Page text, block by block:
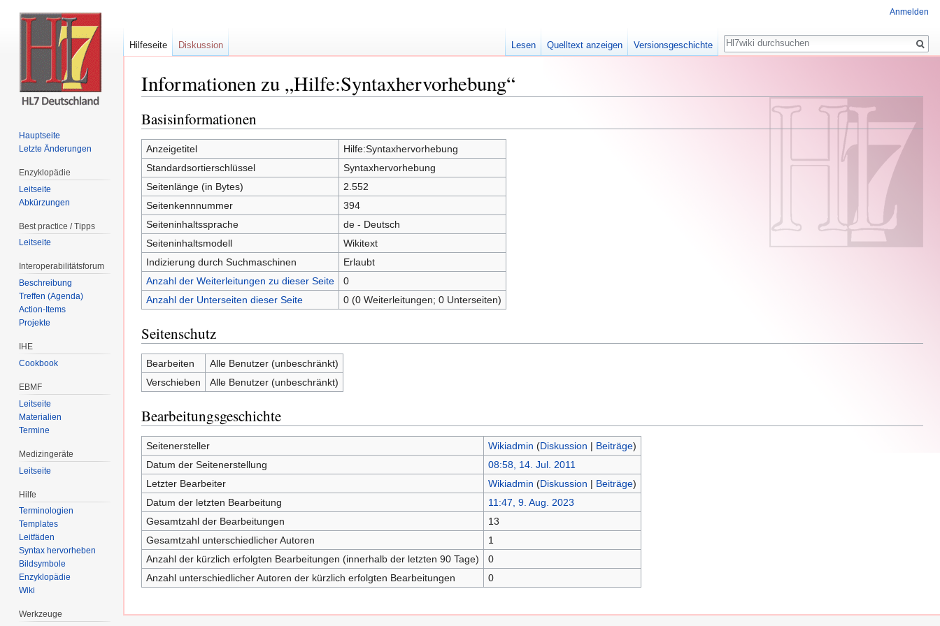
Informationen zu „Hilfe:Syntaxhervorhebung“
Basisinformationen
Anzeigetitel
Hilfe:Syntaxhervorhebung
Standardsortierschlüssel
Syntaxhervorhebung
Seitenlänge (in Bytes)
2.552
Seitenkennnummer
394
Seiteninhaltssprache
de - Deutsch
Seiteninhaltsmodell
Wikitext
Indizierung durch Suchmaschinen
Erlaubt
Anzahl der Weiterleitungen zu dieser Seite
0
Anzahl der Unterseiten dieser Seite
0 (0 Weiterleitungen; 0 Unterseiten)
Seitenschutz
Bearbeiten
Alle Benutzer (unbeschränkt)
Verschieben
Alle Benutzer (unbeschränkt)
Bearbeitungsgeschichte
Seitenersteller Wikiadmin (Diskussion | Beiträge)
Datum der Seitenerstellung
08:58, 14. Jul. 2011
Letzter Bearbeiter
Wikiadmin (Diskussion | Beiträge)
Datum der letzten Bearbeitung
11:47, 9. Aug. 2023
Gesamtzahl der Bearbeitungen
13
Gesamtzahl unterschiedlicher Autoren
1
Anzahl der kürzlich erfolgten Bearbeitungen (innerhalb der letzten 90 Tage)
0
Anzahl unterschiedlicher Autoren der kürzlich erfolgten Bearbeitungen
0
Anmelden
Hilfeseite Diskussion Lesen Quelltext anzeigen Versionsgeschichte
Suche
Hauptseite
Letzte Änderungen
Enzyklopädie
Leitseite
Abkürzungen
Best practice / Tipps
Leitseite
Interoperabilitätsforum
Beschreibung
Treffen (Agenda)
Action-Items
Projekte
IHE
Cookbook
EBMF
Leitseite
Materialien
Termine
Medizingeräte
Leitseite
Hilfe
Terminologien
Templates
Leitfäden
Syntax hervorheben
Bildsymbole
Enzyklopädie
Wiki
Werkzeuge